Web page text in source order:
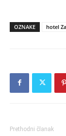
OZNAKE hotel
Prethodni članak